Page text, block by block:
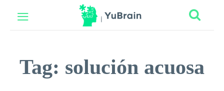
Tag: solución acuosa